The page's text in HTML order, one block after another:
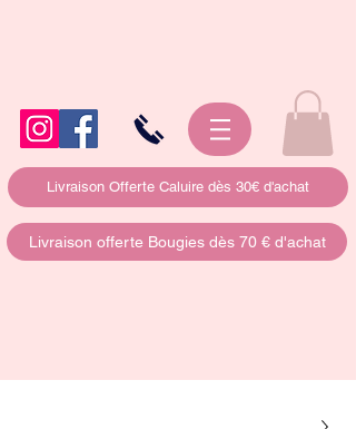
Livraison Offerte Caluire dès 30€ d'achat
Livraison offerte Bougies dès 70 € d'achat